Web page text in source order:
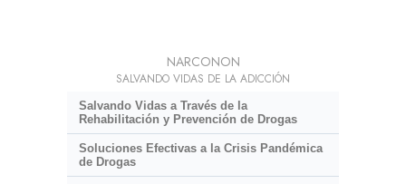
NARCONON
SALVANDO VIDAS DE LA ADICCIÓN
Salvando Vidas a Través de la
Rehabilitación y Prevención de Drogas
Soluciones Efectivas a la Crisis Pandémica
de Drogas